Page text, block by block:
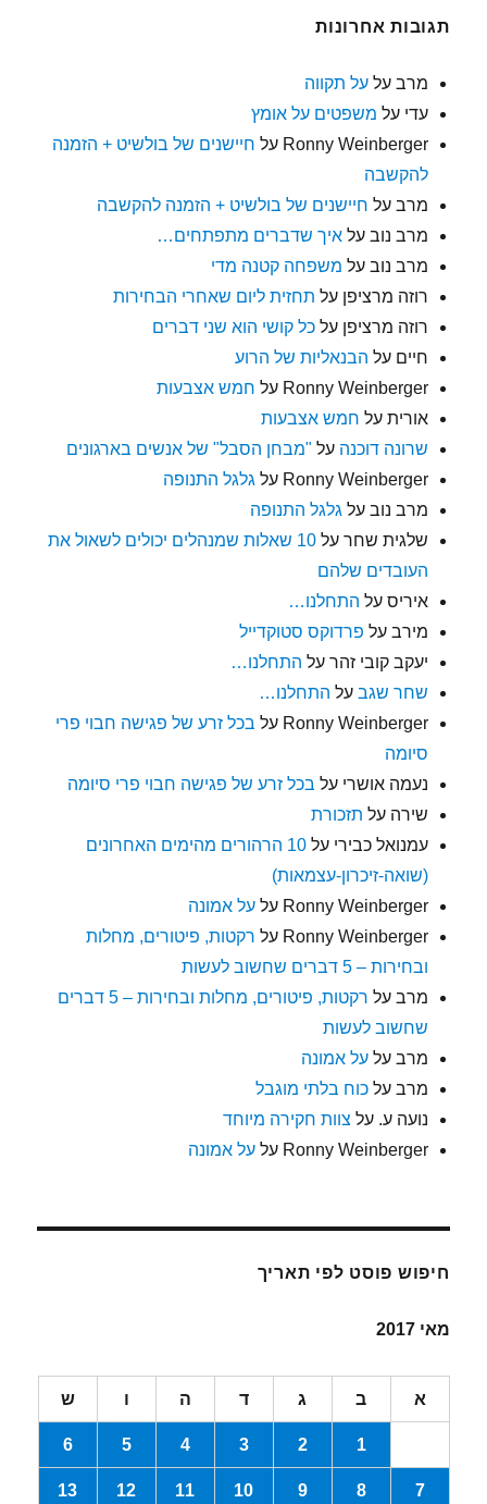
תגובות אחרונות
מרב עלעל תקווה
עדי על משפטים על אומץ
Ronny Weinberger על חיישנים של בולשיט + הזמנה
להקשבה
מרב על חיישנים של בולשיט + הזמנה להקשבה
מרב נוב עלאיך שדברים מתפתחים…
מרב נוב על משפחה קטנה מדי
רוזה מרציפן על תחזית ליום שאחרי הבחירות
רוזה מרציפן עלכל קושי הוא שני דברים
חיים על הבנאליות של הרוע
Ronny Weinberger על חמש אצבעות
אורית על חמש אצבעות
שרונה דוכנה על "מבחן הסבל" של אנשים בארגונים
Ronny Weinberger על גלגל התנופה
מרב נוב על גלגל התנופה
שלגית שחר על
10 שאלות שמנהלים יכולים לשאול את
העובדים שלהם
איריס על התחלנו…
מירב על פרדוקס סטוקדייל
יעקב קובי זהר על התחלנו…
שחר שגב על התחלנו…
Ronny Weinberger על בכל זרע של פגישה חבוי פרי
סיומה
נעמה אושרי על בכל זרע של פגישה חבוי פרי סיומה
שירה על תזכורת
עמנואל כבירי על
10 הרהורים מהימים האחרונים
(שואה-זיכרון-עצמאות)
Ronny Weinberger עלעל אמונה
Ronny Weinberger על רקטות, פיטורים, מחלות
ובחירות – 5 דברים שחשוב לעשות
מרב על
רקטות, פיטורים, מחלות ובחירות – 5 דברים
שחשוב לעשות
מרב עלעל אמונה
מרב עלכוח בלתי מוגבל
נועה ע. על צוות חקירה מיוחד
Ronny Weinberger עלעל אמונה
חיפוש פוסט לפי תאריך
מאי 2017
א ב ג ד ה ו ש
1
2
3
4
5
6
7
8
9
10
11
12
13